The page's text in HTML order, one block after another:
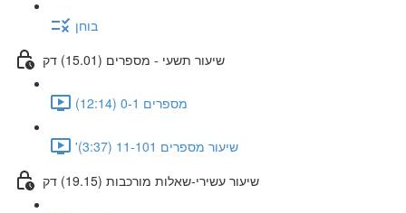
בוחן
שיעור תשעי - מספרים (15.01) דק
מספרים 0-1 (12:14)
'שיעור מספרים 11-101 (3:37)
שיעור עשירי-שאלות מורכבות (19.15) דק